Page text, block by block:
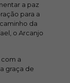
a paz
para a
da
o Arcanjo
a
graça de